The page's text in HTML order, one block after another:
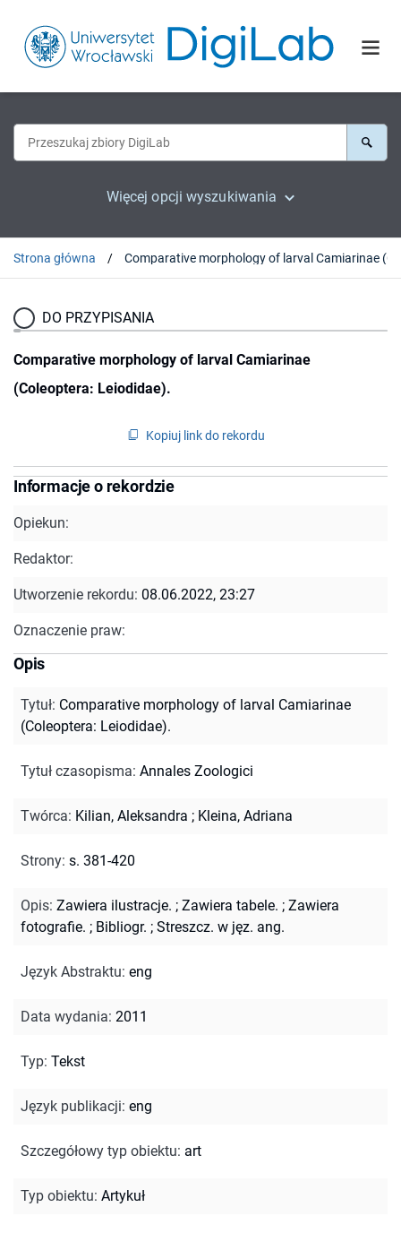
Więcej opcji wyszukiwania
Strona główna
DO PRZYPISANIA
Comparative morphology of larval Camiarinae
(Coleoptera: Leiodidae).
Kopiuj link do rekordu
Informacje o rekordzie
Opiekun:
Redaktor:
Utworzenie rekordu: 08.06.2022, 23:27
Oznaczenie praw:
Opis
Tytuł: Comparative morphology of larval Camiarinae
(Coleoptera: Leiodidae).
Tytuł czasopisma: Annales Zoologici
Twórca: Kilian, Aleksandra ; Kleina, Adriana
Strony: s. 381-420
Opis: Zawiera ilustracje. ; Zawiera tabele. ; Zawiera
fotografie. ; Bibliogr. ; Streszcz. w jęz. ang.
Język Abstraktu: eng
Data wydania: 2011
Typ: Tekst
Język publikacji: eng
Szczegółowy typ obiektu: art
Typ obiektu: Artykuł